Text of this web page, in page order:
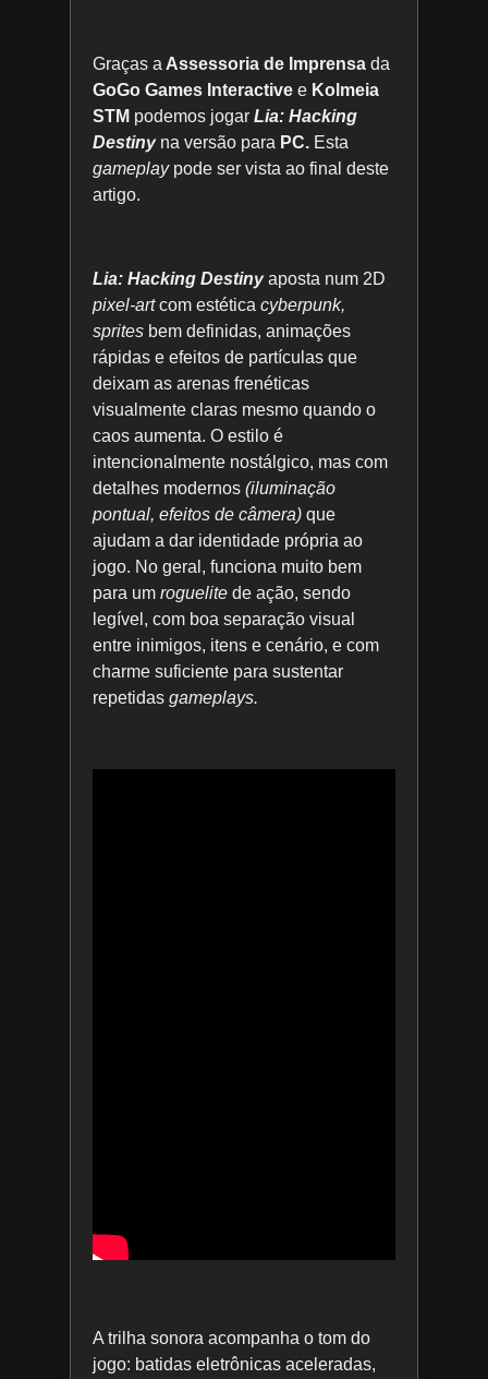
Graças a Assessoria de Imprensa da
GoGo Games Interactive e Kolmeia
STM podemos jogar Lia: Hacking
Destinyna versão para PC. Esta
gameplaypode ser vista ao final deste
artigo.
Lia: Hacking Destiny aposta num 2D
pixel-artcom estética cyberpunk,
sprites bem definidas, animações
rápidas e efeitos de partículas que
deixam as arenas frenéticas
visualmente claras mesmo quando o
caos aumenta. O estilo é
intencionalmente nostálgico, mas com
detalhes modernos (iluminação
pontual, efeitos de câmera) que
ajudam a dar identidade própria ao
jogo. No geral, funciona muito bem
para um roguelite de ação, sendo
legível, com boa separação visual
entre inimigos, itens e cenário, e com
charme suficiente para sustentar
repetidas gameplays.
A trilha sonora acompanha o tom do
jogo: batidas eletrônicas aceleradas,